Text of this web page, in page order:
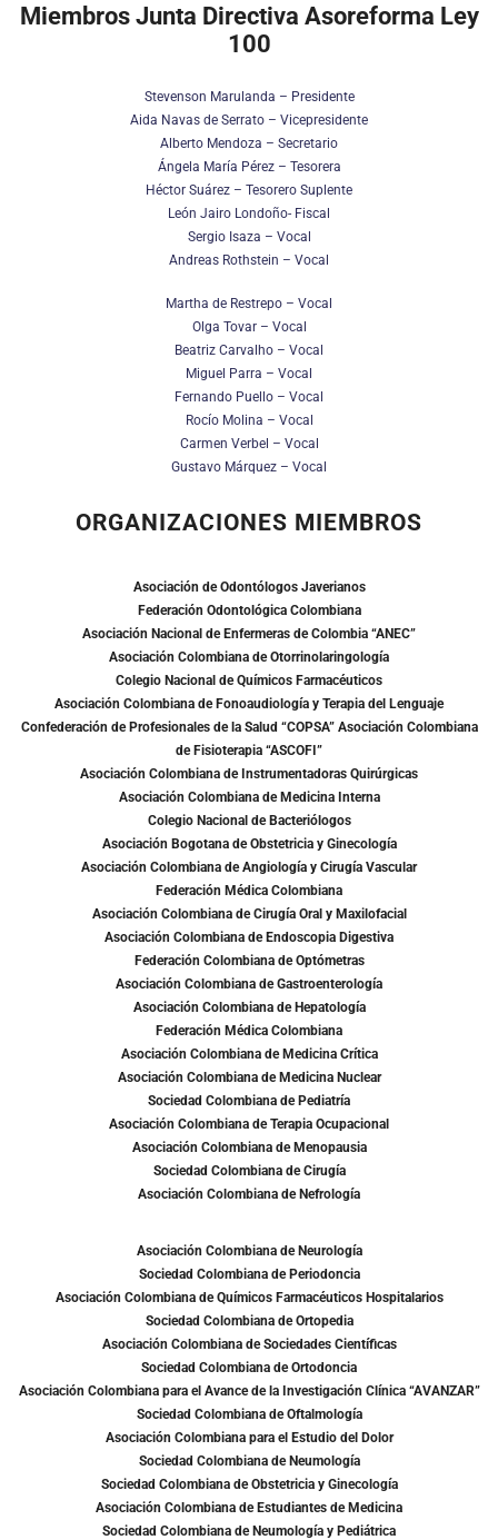
Miembros Junta Directiva Asoreforma Ley
100
Stevenson Marulanda – Presidente
Aida Navas de Serrato – Vicepresidente
Alberto Mendoza – Secretario
Ángela María Pérez – Tesorera
Héctor Suárez – Tesorero Suplente
León Jairo Londoño- Fiscal
Sergio Isaza – Vocal
Andreas Rothstein – Vocal
Martha de Restrepo – Vocal
Olga Tovar – Vocal
Beatriz Carvalho – Vocal
Miguel Parra – Vocal
Fernando Puello – Vocal
Rocío Molina – Vocal
Carmen Verbel – Vocal
Gustavo Márquez – Vocal
ORGANIZACIONES MIEMBROS
Asociación de Odontólogos Javerianos
Federación Odontológica Colombiana
Asociación Nacional de Enfermeras de Colombia “ANEC”
Asociación Colombiana de Otorrinolaringología
Colegio Nacional de Químicos Farmacéuticos
Asociación Colombiana de Fonoaudiología y Terapia del Lenguaje
Confederación de Profesionales de la Salud “COPSA” Asociación Colombiana
de Fisioterapia “ASCOFI”
Asociación Colombiana de Instrumentadoras Quirúrgicas
Asociación Colombiana de Medicina Interna
Colegio Nacional de Bacteriólogos
Asociación Bogotana de Obstetricia y Ginecología
Asociación Colombiana de Angiología y Cirugía Vascular
Federación Médica Colombiana
Asociación Colombiana de Cirugía Oral y Maxilofacial
Asociación Colombiana de Endoscopia Digestiva
Federación Colombiana de Optómetras
Asociación Colombiana de Gastroenterología
Asociación Colombiana de Hepatología
Federación Médica Colombiana
Asociación Colombiana de Medicina Crítica
Asociación Colombiana de Medicina Nuclear
Sociedad Colombiana de Pediatría
Asociación Colombiana de Terapia Ocupacional
Asociación Colombiana de Menopausia
Sociedad Colombiana de Cirugía
Asociación Colombiana de Nefrología
Asociación Colombiana de Neurología
Sociedad Colombiana de Periodoncia
Asociación Colombiana de Químicos Farmacéuticos Hospitalarios
Sociedad Colombiana de Ortopedia
Asociación Colombiana de Sociedades Científicas
Sociedad Colombiana de Ortodoncia
Asociación Colombiana para el Avance de la Investigación Clínica “AVANZAR”
Sociedad Colombiana de Oftalmología
Asociación Colombiana para el Estudio del Dolor
Sociedad Colombiana de Neumología
Sociedad Colombiana de Obstetricia y Ginecología
Asociación Colombiana de Estudiantes de Medicina
Sociedad Colombiana de Neumología y Pediátrica